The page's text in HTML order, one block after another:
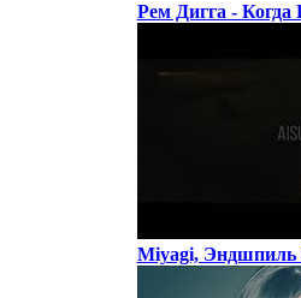
Рем Дигга - Когда
Miyagi, Эндшпиль